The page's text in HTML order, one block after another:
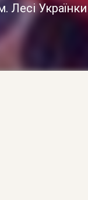
Лесі Українки